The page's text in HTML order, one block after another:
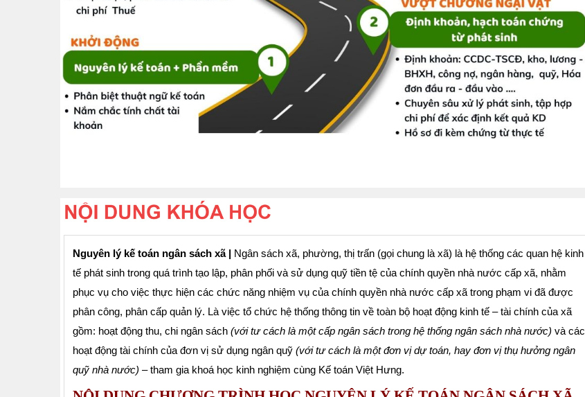
Nguyên lý kế toán ngân sách xã | Ngân sách xã, phường, thị trấn (gọi chung là xã) là hệ thống các quan hệ kinh
tế phát sinh trong quá trình tạo lập, phân phối và sử dụng quỹ tiền tệ của chính quyền nhà nước cấp xã, nhằm
phục vụ cho việc thực hiện các chức năng nhiệm vụ của chính quyền nhà nước cấp xã trong phạm vi đã được
phân công, phân cấp quản lý. Là việc tổ chức hệ thống thông tin về toàn bộ hoạt động kinh tế – tài chính của xã
gồm: hoạt động thu, chi ngân sách (với tư cách là một cấp ngân sách trong hệ thống ngân sách nhà nước) và các
hoạt động tài chính của đơn vị sử dụng ngân quỹ (với tư cách là một đơn vị dự toán, hay đơn vị thụ hưởng ngân
quỹ nhà nước) – tham gia khoá học kinh nghiệm cùng Kế toán Việt Hưng.